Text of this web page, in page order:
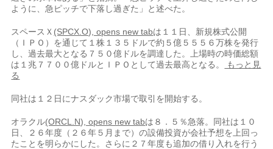
ように、急ピッチで下落し過ぎた」と述べた。
スペースＸ (SPCX.O), opens new tabは１１日、新規株式公‌開
（ＩＰＯ）を通⁠じて１株１３５ドルで約５億５５５６万株を発行
し、過去最大となる７５０億ドルを調達した。上場時の時価総額
は１兆７７００億ドルとＩＰＯとして過去最高となる。
もっと見
る
同社は１２日にナスダック市場で取引を開始する。
オラクル(ORCL.N), opens new tabは８．５％急落。同社は１０
日、２６年度（２６年５月まで）の設備投資が会社予想を上回っ
たことを明らかにした。さらに２７年度も追加の借り入れを行う